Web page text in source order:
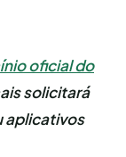
oficial do
solicitará
aplicativos